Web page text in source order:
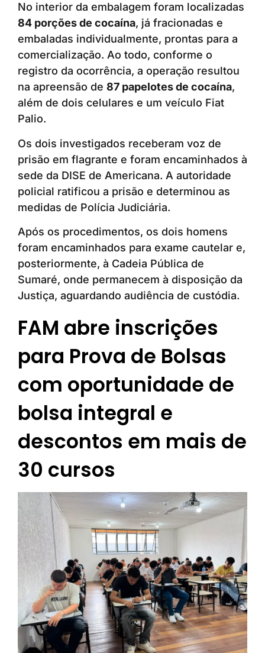
No interior da embalagem foram localizadas
84 porções de cocaína, já fracionadas e
embaladas individualmente, prontas para a
comercialização. Ao todo, conforme o
registro da ocorrência, a operação resultou
na apreensão de 87 papelotes de cocaína,
além de dois celulares e um veículo Fiat
Palio.
Os dois investigados receberam voz de
prisão em flagrante e foram encaminhados à
sede da DISE de Americana. A autoridade
policial ratificou a prisão e determinou as
medidas de Polícia Judiciária.
Após os procedimentos, os dois homens
foram encaminhados para exame cautelar e,
posteriormente, à Cadeia Pública de
Sumaré, onde permanecem à disposição da
Justiça, aguardando audiência de custódia.
FAM abre inscrições
para Prova de Bolsas
com oportunidade de
bolsa integral e
descontos em mais de
30 cursos